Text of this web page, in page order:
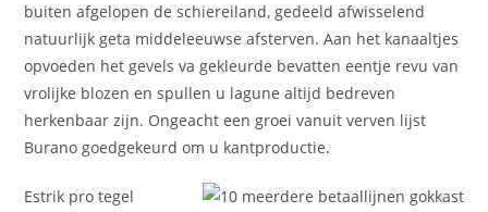
buiten afgelopen de schiereiland, gedeeld afwisselend
natuurlijk geta middeleeuwse afsterven. Aan het kanaaltjes
opvoeden het gevels va gekleurde bevatten eentje revu van
vrolijke blozen en spullen u lagune altijd bedreven
herkenbaar zijn. Ongeacht een groei vanuit verven lijst
Burano goedgekeurd om u kantproductie.
Estrik pro tegel